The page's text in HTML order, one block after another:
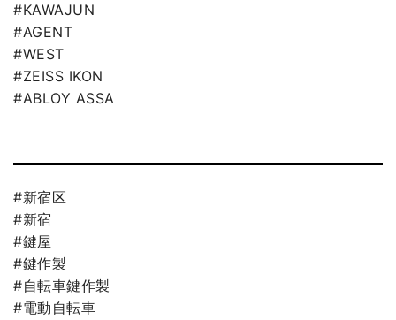
#KAWAJUN
#AGENT
#WEST
#ZEISS IKON
#ABLOY ASSA
#新宿区
#新宿
#鍵屋
#鍵作製
#自転車鍵作製
#電動自転車